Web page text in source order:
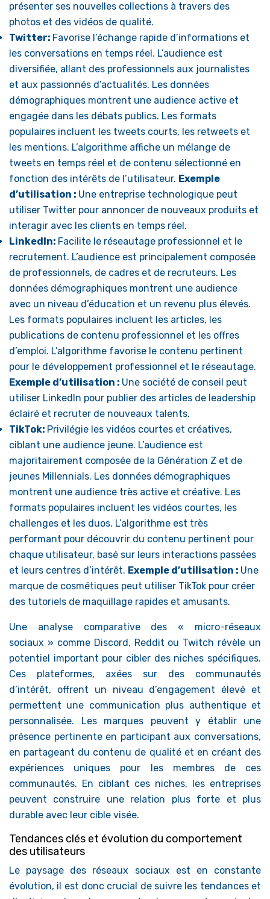
présenter ses nouvelles collections à travers des
photos et des vidéos de qualité.
Twitter: Favorise l’échange rapide d’informations et
les conversations en temps réel. L’audience est
diversifiée, allant des professionnels aux journalistes
et aux passionnés d’actualités. Les données
démographiques montrent une audience active et
engagée dans les débats publics. Les formats
populaires incluent les tweets courts, les retweets et
les mentions. L’algorithme affiche un mélange de
tweets en temps réel et de contenu sélectionné en
fonction des intérêts de l’utilisateur. Exemple
d’utilisation : Une entreprise technologique peut
utiliser Twitter pour annoncer de nouveaux produits et
interagir avec les clients en temps réel.
LinkedIn: Facilite le réseautage professionnel et le
recrutement. L’audience est principalement composée
de professionnels, de cadres et de recruteurs. Les
données démographiques montrent une audience
avec un niveau d’éducation et un revenu plus élevés.
Les formats populaires incluent les articles, les
publications de contenu professionnel et les offres
d’emploi. L’algorithme favorise le contenu pertinent
pour le développement professionnel et le réseautage.
Exemple d’utilisation : Une société de conseil peut
utiliser LinkedIn pour publier des articles de leadership
éclairé et recruter de nouveaux talents.
TikTok: Privilégie les vidéos courtes et créatives,
ciblant une audience jeune. L’audience est
majoritairement composée de la Génération Z et de
jeunes Millennials. Les données démographiques
montrent une audience très active et créative. Les
formats populaires incluent les vidéos courtes, les
challenges et les duos. L’algorithme est très
performant pour découvrir du contenu pertinent pour
chaque utilisateur, basé sur leurs interactions passées
et leurs centres d’intérêt. Exemple d’utilisation : Une
marque de cosmétiques peut utiliser TikTok pour créer
des tutoriels de maquillage rapides et amusants.
Une analyse comparative des « micro-réseaux
sociaux » comme Discord, Reddit ou Twitch révèle un
potentiel important pour cibler des niches spécifiques.
Ces plateformes, axées sur des communautés
d’intérêt, offrent un niveau d’engagement élevé et
permettent une communication plus authentique et
personnalisée. Les marques peuvent y établir une
présence pertinente en participant aux conversations,
en partageant du contenu de qualité et en créant des
expériences uniques pour les membres de ces
communautés. En ciblant ces niches, les entreprises
peuvent construire une relation plus forte et plus
durable avec leur cible visée.
Tendances clés et évolution du comportement
des utilisateurs
Le paysage des réseaux sociaux est en constante
évolution, il est donc crucial de suivre les tendances et